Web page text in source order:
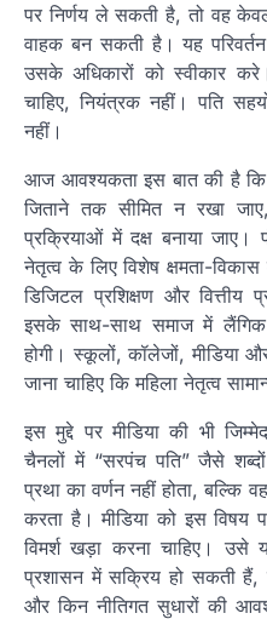
पर निर्णय ले सकती है, तो वह केवल
वाहक बन सकती है। यह
उसके अधिकारों को स्वीकार
चाहिए, नियंत्रक नहीं। पति
नहीं।
आज आवश्यकता इस बात की है कि
जिताने तक सीमित न रखा
प्रक्रियाओं में दक्ष बनाया जाए।
नेतृत्व के लिए विशेष क्षमता-विकास
डिजिटल प्रशिक्षण और वित्तीय
इसके साथ-साथ समाज में लैंगिक
होगी। स्कूलों, कॉलेजों, मीडिया
जाना चाहिए कि महिला नेतृत्व
इस मुद्दे पर मीडिया की भी
चैनलों में “सरपंच पति” जैसे
प्रथा का वर्णन नहीं होता, बल्कि
करता है। मीडिया को इस विषय
विमर्श खड़ा करना चाहिए। उसे
प्रशासन में सक्रिय हो सकती हैं,
और किन नीतिगत सुधारों की